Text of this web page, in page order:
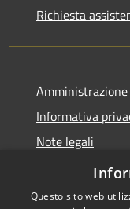
Richiesta
Informativa
Note legali
Dichiarazione di
Questo sito web